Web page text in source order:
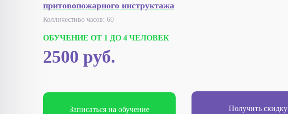
притовопожарного инструктажа
Колличестиво часов: 60
Записаться на обучение
ОБУЧЕНИЕ ОТ 1 ДО 4 ЧЕЛОВЕК
2500 руб.
Получить скидку